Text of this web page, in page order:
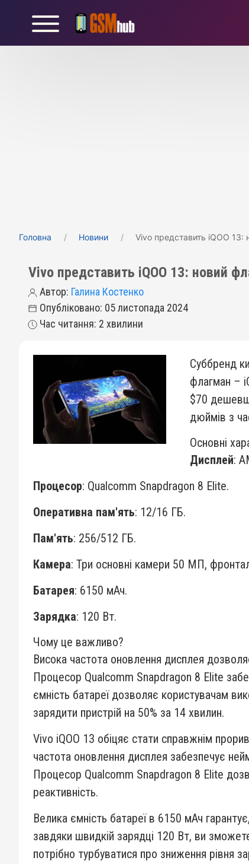
Головна Новини Vivo представить iQOO
Vivo представить iQOO 13: новий
Автор: Галина Костенко
Опубліковано: 05 листопада 2024
Час читання: 2 хвилини
Суббренд
флагман –
$70
дюймів з
Основні
Дисплей:
Процесор: Qualcomm Snapdragon 8 Elite.
Оперативна пам'ять: 12/16 ГБ.
Пам'ять: 256/512 ГБ.
Камера: Три основні камери 50 МП,
Батарея: 6150 мАч.
Зарядка: 120 Вт.
Чому це важливо?
Висока частота оновлення дисплея
Процесор Qualcomm Snapdragon 8 Elite
ємність батареї дозволяє користувачам
зарядити пристрій на 50% за 14 хвилин.
Vivo iQOO 13 обіцяє стати справжнім
частота оновлення дисплея забезпечує
Процесор Qualcomm Snapdragon 8 Elite
реактивність.
Велика ємність батареї в 6150 мАч
завдяки швидкій зарядці 120 Вт, ви
потрібно турбуватися про зниження рівня